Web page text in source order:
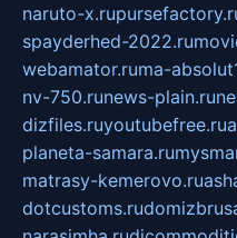
naruto-x.ru
spayderhed-2022.ru
webamator.ruma-
nv-750.runews-plain.ru
dizfiles.ruyoutubefree.ru
planeta-samara.ru
matrasy-kemerovo.ru
dotcustoms.ru